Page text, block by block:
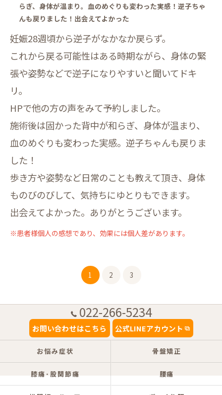
らぎ、身体が温まり。血のめぐりも変わった実感！逆子ちゃ
んも戻りました！出会えてよかった
妊娠28週頃から逆子がなかなか戻らず。
これから戻る可能性はある時期ながら、身体の緊
張や姿勢などで逆子になりやすいと聞いてドキ
リ。
HPで他の方の声をみて予約しました。
施術後は固かった背中が和らぎ、身体が温まり、
血のめぐりも変わった実感。逆子ちゃんも戻りま
した！
歩き方や姿勢など日常のことも教えて頂き、身体
ものびのびして、気持ちにゆとりもできます。
出会えてよかった。ありがとうございます。
※患者様個人の感想であり、効果には個人差があります。
1 2 3
022-266-5234
お問い合わせはこちら 公式LINEアカウント
お悩み症状 骨盤矯正
膝痛･股関節痛 腰痛